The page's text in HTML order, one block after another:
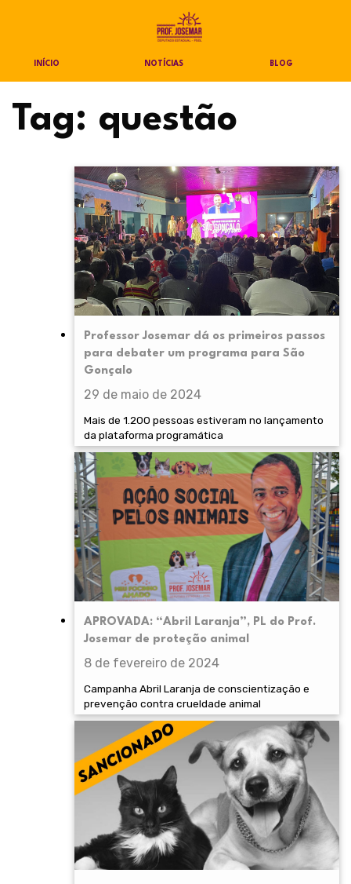
INÍCIO NOTÍCIAS BLOG
Tag: questão
Professor Josemar dá os primeiros passos
para debater um programa para São
Gonçalo
29 de maio de 2024
Mais de 1.200 pessoas estiveram no lançamento
da plataforma programática
APROVADA: “Abril Laranja”, PL do Prof.
Josemar de proteção animal
8 de fevereiro de 2024
Campanha Abril Laranja de conscientização e
prevenção contra crueldade animal